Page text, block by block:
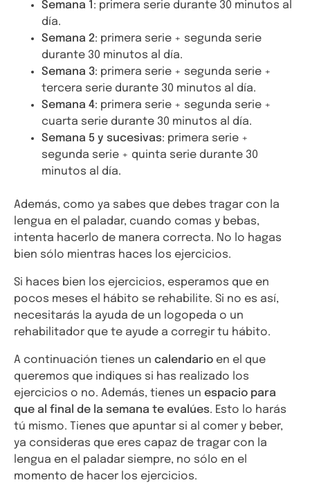
Semana 1 : primera serie durante 30 minutos al
día.
Semana 2: primera serie + segunda serie
durante 30 minutos al día.
Semana 3: primera serie + segunda serie +
tercera serie durante 30 minutos al día.
Semana 4: primera serie + segunda serie +
cuarta serie durante 30 minutos al día.
Semana 5 y sucesivas: primera serie +
segunda serie + quinta serie durante 30
minutos al día.
Además, como ya sabes que debes tragar con la
lengua en el paladar, cuando comas y bebas,
intenta hacerlo de manera correcta. No lo hagas
bien sólo mientras haces los ejercicios.
Si haces bien los ejercicios, esperamos que en
pocos meses el hábito se rehabilite. Si no es así,
necesitarás la ayuda de un logopeda o un
rehabilitador que te ayude a corregir tu hábito.
A continuación tienes un calendario en el que
queremos que indiques si has realizado los
ejercicios o no. Además, tienes un espacio para
que al final de la semana te evalúes. Esto lo harás
tú mismo. Tienes que apuntar si al comer y beber,
ya consideras que eres capaz de tragar con la
lengua en el paladar siempre, no sólo en el
momento de hacer los ejercicios.